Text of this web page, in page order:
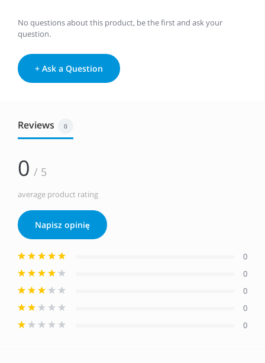
No questions about this product, be the first and ask your
question.
+ Ask a Question
Reviews 0
0 / 5
average product rating
Napisz opinię
0
0
0
0
0